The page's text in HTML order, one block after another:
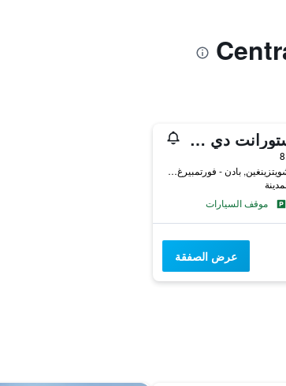
سي هوتل ريستورانت دي إنت
Kreuzwiesenweg 5, شويتزينغين, بادن - فورتمبيرغ, ألمانيا
موقف السيارات
عرض الصفقة